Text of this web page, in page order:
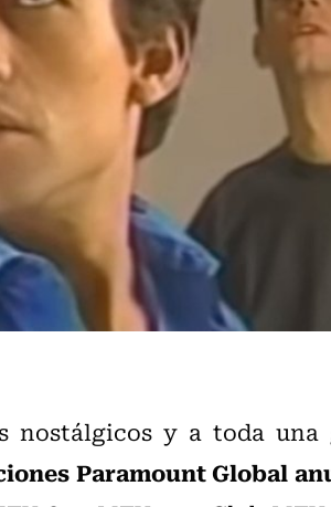
nostálgicos y a toda una
Paramount Global